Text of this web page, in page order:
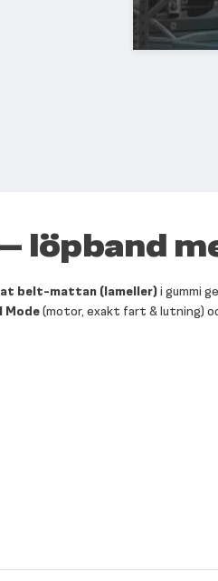
löpband
belt-mattan (lameller)i gummi
Mode(motor, exakt fart & lutning)